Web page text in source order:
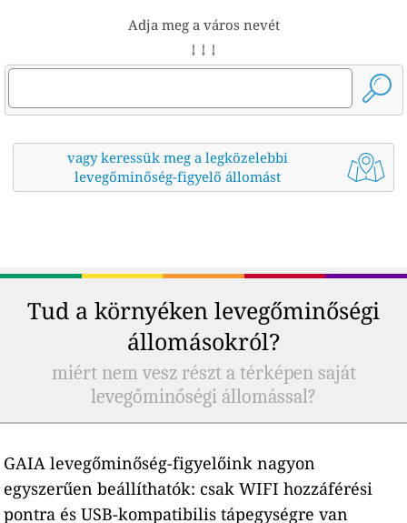
Adja meg a város nevét
↓ ↓ ↓
vagy keressük meg a legközelebbi
levegőminőség-figyelő állomást
Tud a környéken levegőminőségi
állomásokról?
miért nem vesz részt a térképen saját
levegőminőségi állomással?
GAIA levegőminőség-figyelőink nagyon
egyszerűen beállíthatók: csak WIFI hozzáférési
pontra és USB-kompatibilis tápegységre van